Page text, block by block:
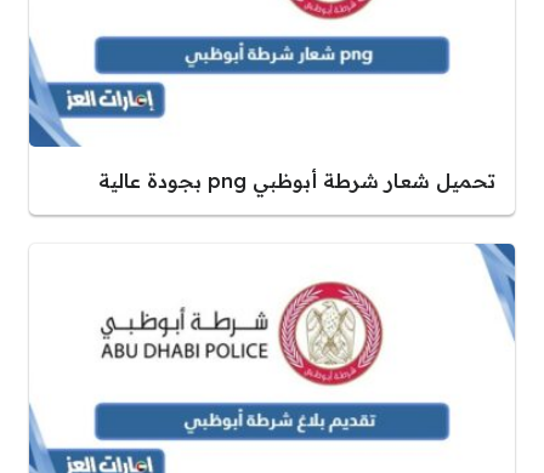
تحميل شعار شرطة أبوظبي png بجودة عالية